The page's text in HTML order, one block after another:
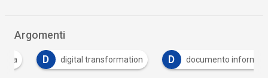
Argomenti
D digital transformation D documento informatico